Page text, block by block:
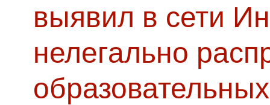
выявил в сети
нелегально